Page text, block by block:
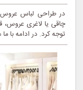
در طراحی لباس عروس
چاقی یا لاغری عروس،
توجه کرد. در ادامه با ما